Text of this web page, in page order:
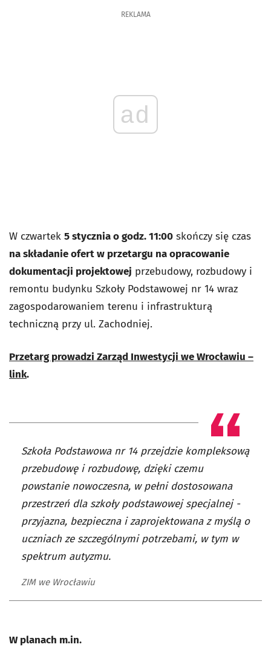
REKLAMA
ad
W czwartek 5 stycznia o godz. 11:00 skończy się czas
na składanie ofert w przetargu na opracowanie
dokumentacji projektowej przebudowy, rozbudowy i
remontu budynku Szkoły Podstawowej nr 14 wraz
zagospodarowaniem terenu i infrastrukturą
techniczną przy ul. Zachodniej.
Przetarg prowadzi Zarząd Inwestycji we Wrocławiu –
link.
Szkoła Podstawowa nr 14 przejdzie kompleksową
przebudowę i rozbudowę, dzięki czemu
powstanie nowoczesna, w pełni dostosowana
przestrzeń dla szkoły podstawowej specjalnej -
przyjazna, bezpieczna i zaprojektowana z myślą o
uczniach ze szczególnymi potrzebami, w tym w
spektrum autyzmu.
ZIM we Wrocławiu
W planach m.in.